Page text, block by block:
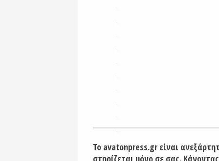
Το avatonpress.gr είναι
στηρίζεται μόνο σε σας.